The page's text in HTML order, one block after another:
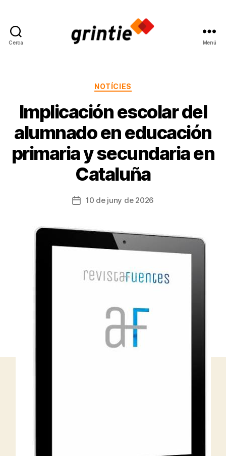
Cerca
en
Interacció
Influència
Educativa
Menú
Categories
NOTÍCIES
Implicación escolar del
alumnado en educación
primaria y secundaria en
Cataluña
Data10 de juny de 2026